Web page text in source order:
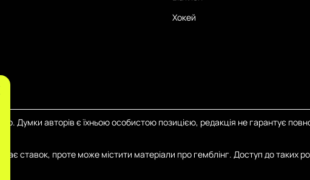
Хокей
Думки авторів є їхньою особистою позицією, редакція не гарантує
ставок, проте може містити матеріали про гемблінг. Доступ до таких